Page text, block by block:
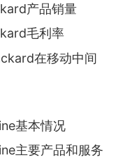
产品销量
毛利率
在移动中间
基本情况
主要产品和服务